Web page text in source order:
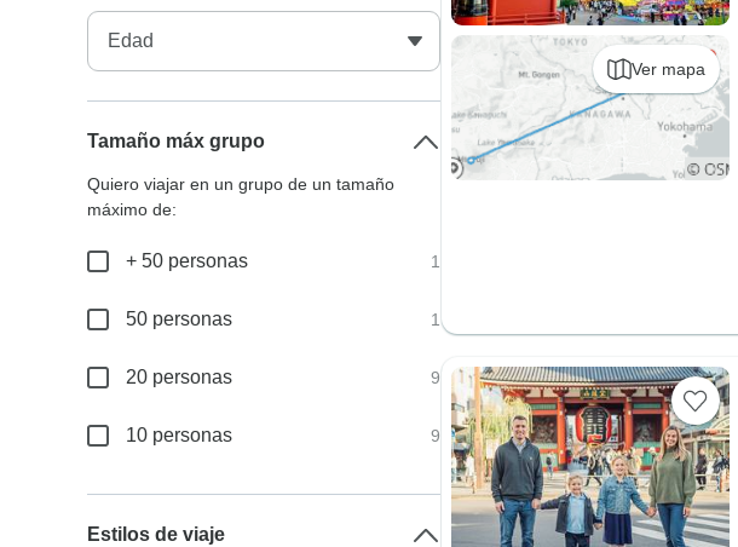
Ver mapa
Tamaño máx grupo
Quiero viajar en un grupo de un tamaño
máximo de:
+ 50 personas 1
50 personas 1
20 personas 9
10 personas 9
Estilos de viaje